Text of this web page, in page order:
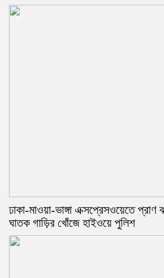
ঢাকা-মাওয়া-ভাঙ্গা এক্সপ্রেসওয়েতে
ঘাতক গাড়ির খোঁজে হাইওয়ে পুলিশ